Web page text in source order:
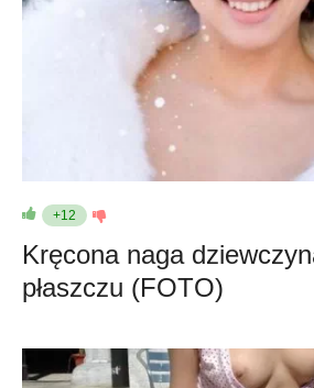
+12
Kręcona naga
płaszczu (FOTO)